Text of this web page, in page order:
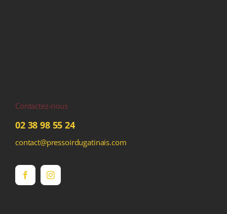
Contactez-nous
02 38 98 55 24
contact@pressoirdugatinais.com